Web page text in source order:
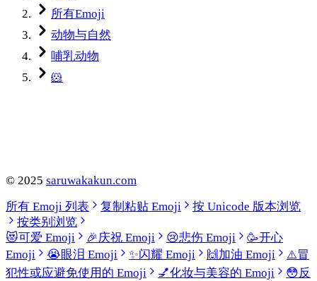
所有Emoji
动物与自然
哺乳动物
🐹
© 2025 saruwakakun.com
所有 Emoji 列表
复制粘贴 Emoji
按 Unicode 版本浏览
按类别浏览
😻可爱 Emoji 🎉庆祝 Emoji 😢悲伤 Emoji 🥳开心
Emoji
😭眼泪 Emoji ✨闪耀 Emoji 🙌 加油 Emoji ⚠️冒
犯性或应避免使用的 Emoji
💅化妆与美容的 Emoji 😳反